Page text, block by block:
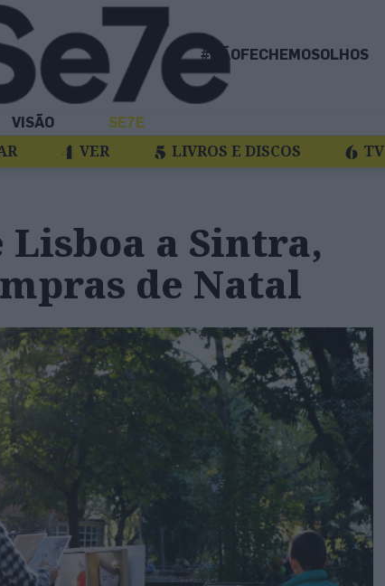
#NÃOFECHEMOSOLHOS
VISÃO SE7E
VER LIVROS E DISCOS TV
Lisboa a Sintra,
de Natal